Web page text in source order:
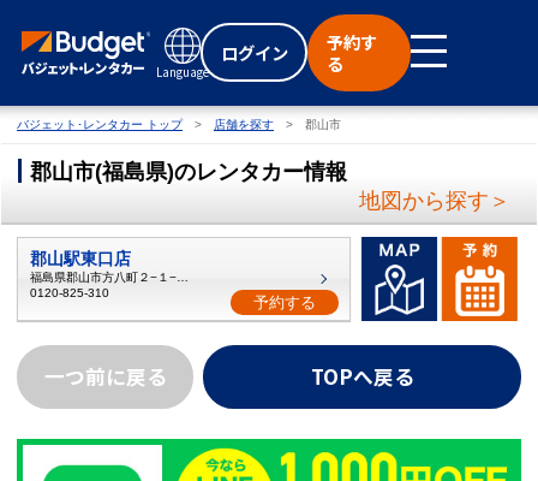
Language
ログイン
予約す
る
バジェット･レンタカー トップ 店舗を探す 郡山市
郡山市(福島県)のレンタカー情報
地図から探す＞
郡山駅東口店
0120-825-310
予約する
一つ前に戻る TOPへ戻る